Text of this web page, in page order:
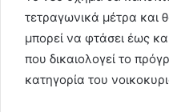
τετραγωνικά μέτρα και
μπορεί να φτάσει έως
που δικαιολογεί το
κατηγορία του